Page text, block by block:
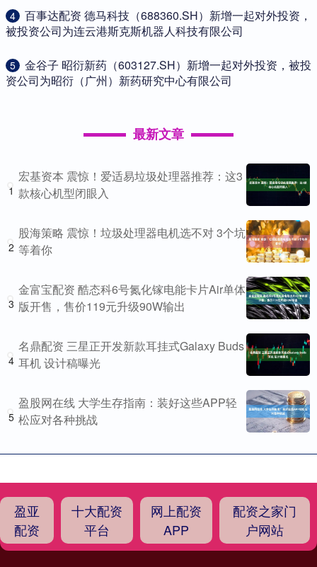
4
​百事达配资 德马科技（688360.SH）新增一起对外投资，
被投资公司为连云港斯克斯机器人科技有限公司
5
​金谷子 昭衍新药（603127.SH）新增一起对外投资，被投
资公司为昭衍（广州）新药研究中心有限公司
最新文章
1
宏基资本 震惊！爱适易垃圾处理器推荐：这3
款核心机型闭眼入
2
股海策略 震惊！垃圾处理器电机选不对 3个坑
等着你
3
金富宝配资 酷态科6号氮化镓电能卡片Air单体
版开售，售价119元升级90W输出
4
名鼎配资 三星正开发新款耳挂式Galaxy Buds
耳机 设计稿曝光
5
盈股网在线 大学生存指南：装好这些APP轻
松应对各种挑战
盈亚
配资
十大配资
平台
网上配资
APP
配资之家门
户网站